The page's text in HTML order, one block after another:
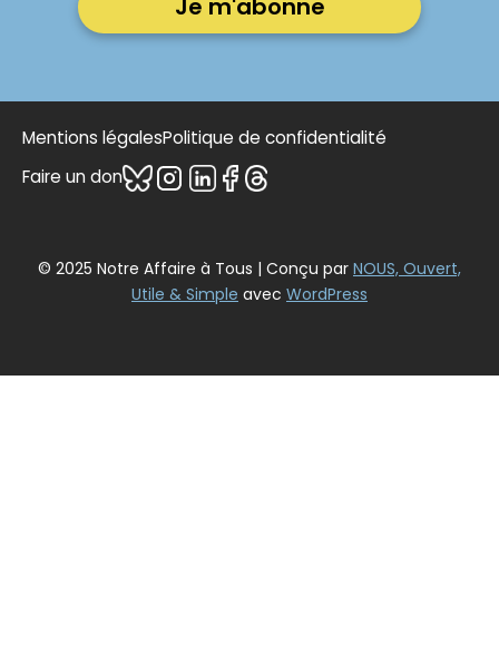
Mentions légalesPolitique de confidentialité
Faire un don
© 2025 Notre Affaire à Tous | Conçu par NOUS, Ouvert,
Utile & Simple avec WordPress